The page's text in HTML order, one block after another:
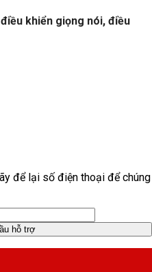
khiển giọng nói, điều
để lại số điện thoại để chúng